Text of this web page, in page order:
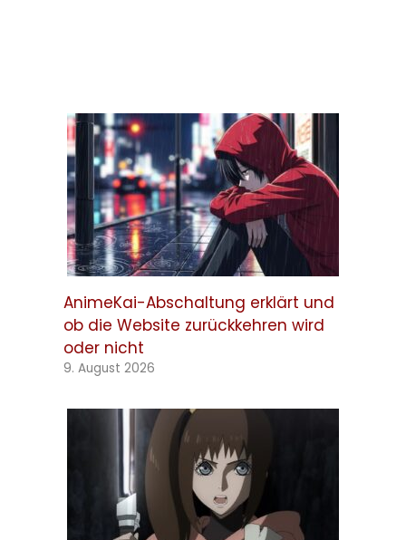
AnimeKai-Abschaltung erklärt und
ob die Website zurückkehren wird
oder nicht
9. August 2026